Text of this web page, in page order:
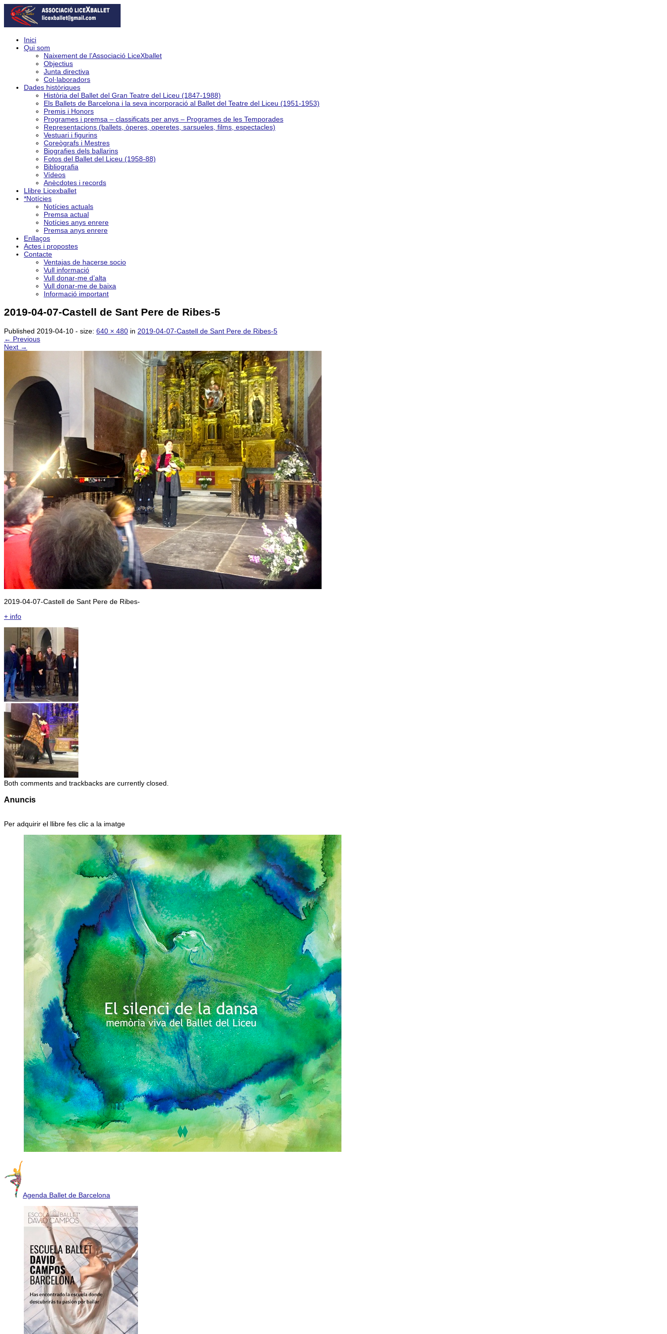
Inici
Qui som
Naixement de l’Associació LiceXballet
Objectius
Junta directiva
Col·laboradors
Dades històriques
Història del Ballet del Gran Teatre del Liceu (1847-1988)
Els Ballets de Barcelona i la seva incorporació al Ballet del Teatre del Liceu (1951-1953)
Premis i Honors
Programes i premsa – classificats per anys – Programes de les Temporades
Representacions (ballets, òperes, operetes, sarsueles, films, espectacles)
Vestuari i figurins
Coreògrafs i Mestres
Biografies dels ballarins
Fotos del Ballet del Liceu (1958-88)
Bibliografia
Vídeos
Anècdotes i records
Llibre Licexballet
*Notícies
Notícies actuals
Premsa actual
Notícies anys enrere
Premsa anys enrere
Enllaços
Actes i propostes
Contacte
Ventajas de hacerse socio
Vull informació
Vull donar-me d’alta
Vull donar-me de baixa
Informació important
2019-04-07-Castell de Sant Pere de Ribes-5
Published 2019-04-10 - size: 640 × 480 in 2019-04-07-Castell de Sant Pere de Ribes-5
← Previous
Next →
2019-04-07-Castell de Sant Pere de Ribes-
+ info
Both comments and trackbacks are currently closed.
Anuncis
Per adquirir el llibre fes clic a la imatge
Agenda Ballet de Barcelona